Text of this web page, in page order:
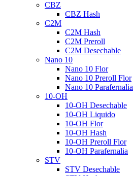
CBZ
CBZ Hash
C2M
C2M Hash
C2M Preroll
C2M Desechable
Nano 10
Nano 10 Flor
Nano 10 Preroll Flor
Nano 10 Parafernalia
10-OH
10-OH Desechable
10-OH Liquido
10-OH Flor
10-OH Hash
10-OH Preroll Flor
10-OH Parafernalia
STV
STV Desechable